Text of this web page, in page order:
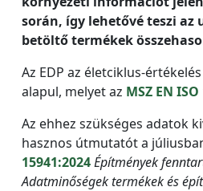
során, így lehetővé teszi
betöltő termékek
Az EDP az életciklus-
alapul, melyet az MSZ EN
Az ehhez szükséges adatok
hasznos útmutatót a
15941:2024Építmények
Adatminőségek termékek és